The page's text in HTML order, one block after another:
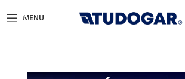
MENU